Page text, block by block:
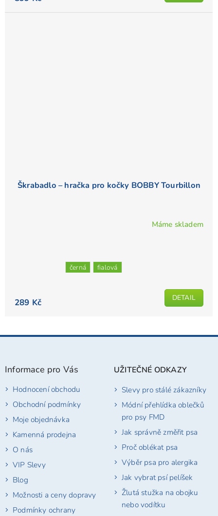
Škrabadlo – hračka pro kočky BOBBY Tourbillon
5
hvězdiček.
Máme skladem
289 Kč DETAIL
černá fialová
Z
Informace pro Vás
Hodnocení obchodu
Obchodní podmínky
Moje objednávka
Kamenná prodejna
O nás
VIP Slevy
Blog
Možnosti a ceny dopravy
Podmínky ochrany
UŽITEČNÉ ODKAZY
Slevy pro stálé zákazníky
Módní přehlídka oblečků
pro psy FMD
Jak správně změřit psa
Proč oblékat psa
Výběr psa pro alergika
Jak vybrat psí pelíšek
Žlutá stužka na obojku
nebo vodítku